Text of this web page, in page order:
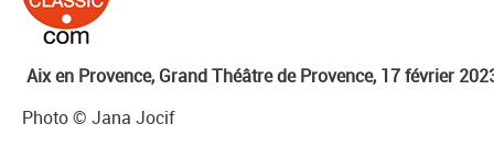
Aix en Provence, Grand Théâtre de Provence, 17 février
Photo © Jana Jocif